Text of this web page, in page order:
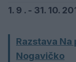
1. 9 . - 31. 10.
Razstava Na
Nogavičko